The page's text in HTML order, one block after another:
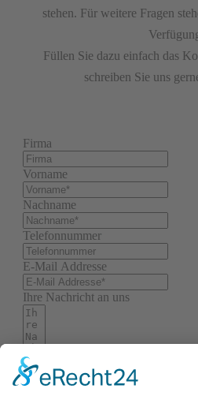
stehen. Für weitere Fragen
Füllen Sie dazu einfach das
schreiben Sie uns
Firma
Vorname
Nachname
Telefonnummer
E-Mail Addresse
Ihre Nachricht an uns